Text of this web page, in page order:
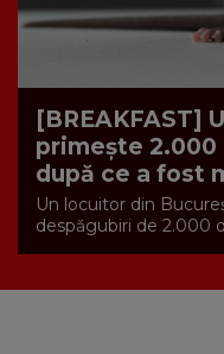
[BREAKFAST]
primește 2.000
după ce a fost
Un locuitor din
despăgubiri de 2.000